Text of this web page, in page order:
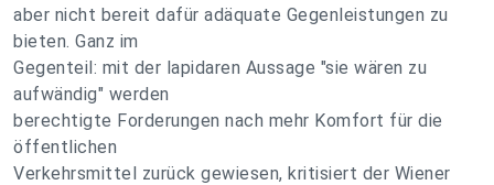
aber nicht bereit dafür adäquate Gegenleistungen zu
bieten. Ganz im
Gegenteil: mit der lapidaren Aussage "sie wären zu
aufwändig" werden
berechtigte Forderungen nach mehr Komfort für die
öffentlichen
Verkehrsmittel zurück gewiesen, kritisiert der Wiener